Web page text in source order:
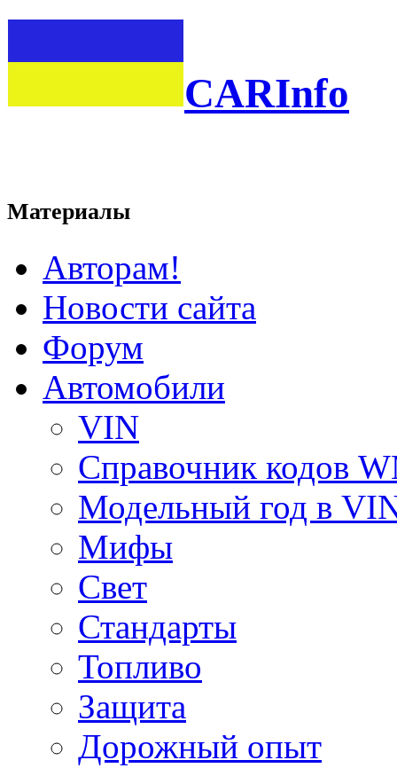
CARInfo
Материалы
Авторам!
Новости сайта
Форум
Автомобили
VIN
Справочник кодов
Модельный год в
Мифы
Свет
Стандарты
Топливо
Защита
Дорожный опыт